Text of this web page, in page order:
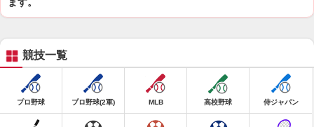
競技一覧
プロ野球 プロ野球(2軍) MLB 高校野球 侍ジャパン